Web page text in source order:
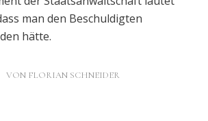
man den Beschuldigten
hätte.
VON FLORIAN SCHNEIDER